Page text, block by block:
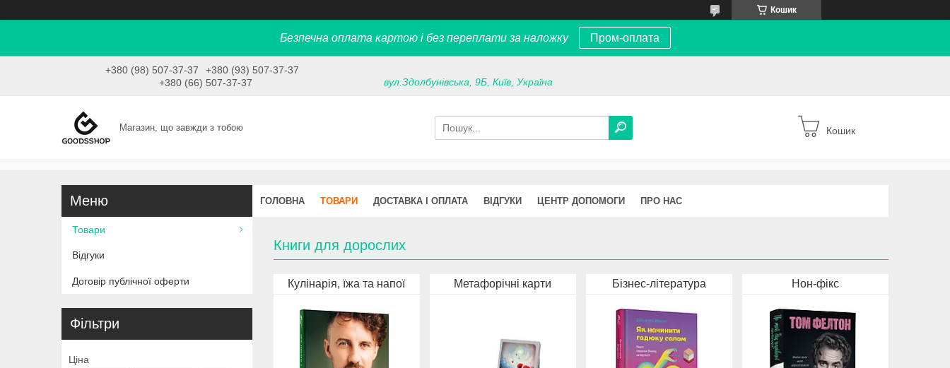
Кошик
Безпечна оплата картою і без переплати за наложку Пром-оплата
+380 (98) 507-37-37
+380 (93) 507-37-37
+380 (66) 507-37-37
вул.Здолбунівська, 9Б, Київ, Україна
Магазин, що завжди з тобою Кошик
ГОЛОВНА ТОВАРИ ДОСТАВКА І ОПЛАТА ВІДГУКИ ЦЕНТР ДОПОМОГИ ПРО НАС
Книги для дорослих
Кулінарія, їжа та напої Метафорічні карти Бізнес-література Нон-фікс
Товари
Відгуки
Договір публічної оферти
Фільтри
Ціна